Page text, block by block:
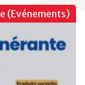
(Evénements)